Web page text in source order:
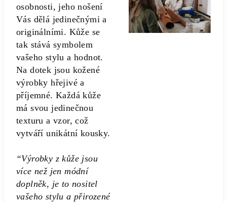
osobnosti, jeho nošení
Vás dělá jedinečnými a
originálními. Kůže se
tak stává symbolem
vašeho stylu a hodnot.
Na dotek jsou kožené
výrobky hřejivé a
příjemné. Každá kůže
má svou jedinečnou
texturu a vzor, což
vytváří unikátní kousky.
“Výrobky z kůže jsou
více než jen módní
doplněk, je to nositel
vašeho stylu a přirozené